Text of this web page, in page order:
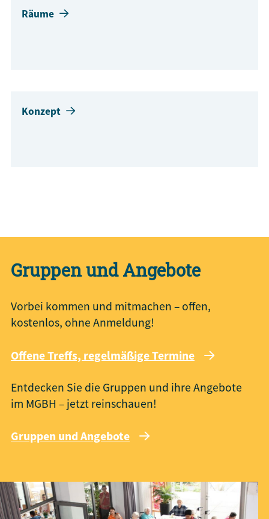
Räume
Konzept
Gruppen und Angebote
Vorbei kommen und mitmachen – offen,
kostenlos, ohne Anmeldung!
Offene Treffs, regelmäßige Termine
Entdecken Sie die Gruppen und ihre Angebote
im MGBH – jetzt reinschauen!
Gruppen und Angebote